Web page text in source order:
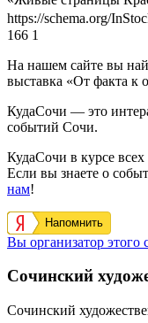
https://schema.org/
166 1
На нашем сайте вы
выставка «От факта к
КудаСочи — это
событий Сочи.
КудаСочи в курсе
Если вы знаете о
нам!
Напомнить
Вы организатор этого
Сочинский
Сочинский